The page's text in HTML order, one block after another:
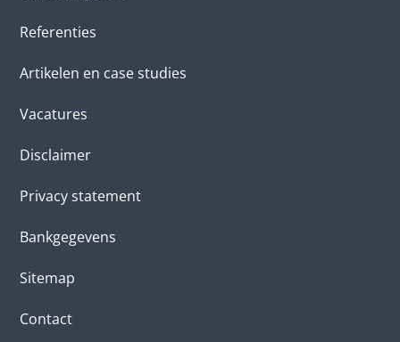
Referenties
Artikelen en case studies
Vacatures
Disclaimer
Privacy statement
Bankgegevens
Sitemap
Contact